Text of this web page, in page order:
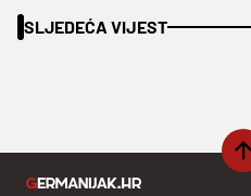
SLJEDEĆA VIJEST